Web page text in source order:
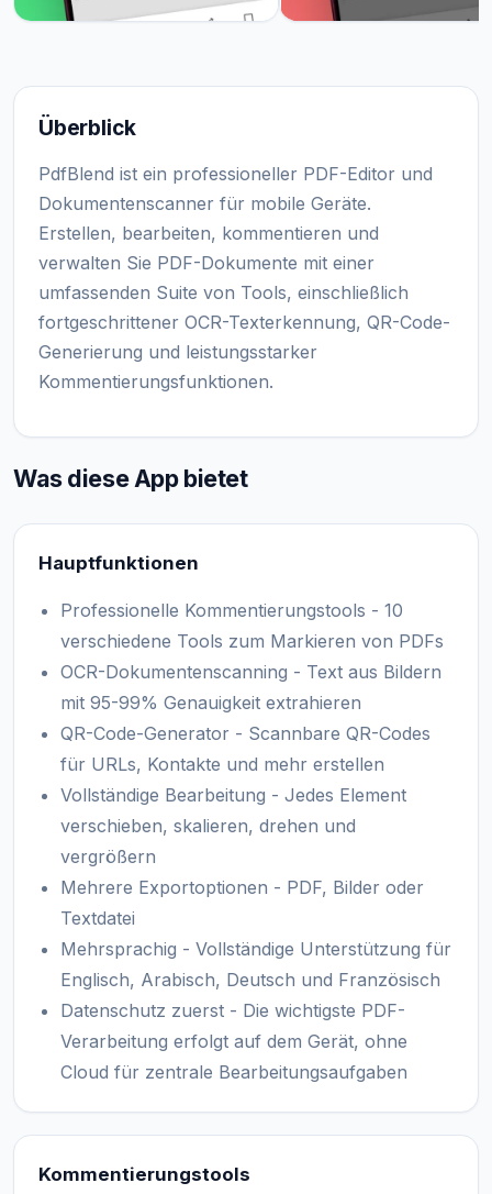
Überblick
PdfBlend ist ein professioneller PDF-Editor und
Dokumentenscanner für mobile Geräte.
Erstellen, bearbeiten, kommentieren und
verwalten Sie PDF-Dokumente mit einer
umfassenden Suite von Tools, einschließlich
fortgeschrittener OCR-Texterkennung, QR-Code-
Generierung und leistungsstarker
Kommentierungsfunktionen.
Was diese App bietet
Hauptfunktionen
Professionelle Kommentierungstools - 10
verschiedene Tools zum Markieren von PDFs
OCR-Dokumentenscanning - Text aus Bildern
mit 95-99% Genauigkeit extrahieren
QR-Code-Generator - Scannbare QR-Codes
für URLs, Kontakte und mehr erstellen
Vollständige Bearbeitung - Jedes Element
verschieben, skalieren, drehen und
vergrößern
Mehrere Exportoptionen - PDF, Bilder oder
Textdatei
Mehrsprachig - Vollständige Unterstützung für
Englisch, Arabisch, Deutsch und Französisch
Datenschutz zuerst - Die wichtigste PDF-
Verarbeitung erfolgt auf dem Gerät, ohne
Cloud für zentrale Bearbeitungsaufgaben
Kommentierungstools